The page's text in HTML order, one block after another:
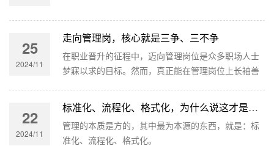
25
2024/11
走向管理岗，核心就是三争、三不争
在职业晋升的征程中，迈向管理岗位是众多职场人士
梦寐以求的目标。然而，真正能在管理岗位上长袖善
心就在于领悟并践行 “三争、三不争”。
22
2024/11
标准化、流程化、格式化，为什么说这才是管理的本质？
管理的本质是方的，其中最为本源的东西，就是：标
准化、流程化、格式化。